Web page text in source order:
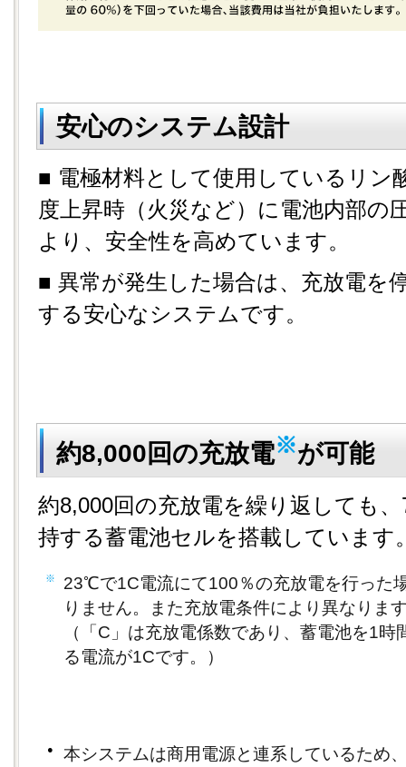
安心のシステム設計
■ 電極材料として使用しているリン
度上昇時（火災など）に電池内部の
より、安全性を高めています。
■ 異常が発生した場合は、充放電を
する安心なシステムです。
約8,000回の充放電※が可能
約8,000回の充放電を繰り返しても
持する蓄電池セルを搭載しています
※
23℃で1C電流にて100％の充放電を行った
りません。また充放電条件により異なりま
（「C」は充放電係数であり、蓄電池を1
る電流が1Cです。）
●
本システムは商用電源と連系しているため